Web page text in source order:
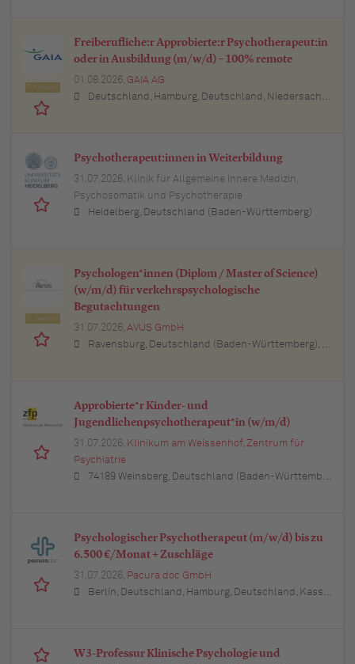
Freiberufliche:r Approbierte:r Psychotherapeut:in
oder in Ausbildung (m/w/d) – 100% remote
01.08.2026, GAIA AG
Deutschland, Hamburg, Deutschland, Niedersachsen, Deutschland (Niedersachsen), Schleswig-Holstein, Deutschland, Baden-Württemberg, Deutschland, Bayern, Deutschland (Bayern), Berlin, Deutschland, Nordrhein-Westfalen, Deutschland (Nordrhein-Westfalen), Hessen, Deutschland (Hessen), Thüringen, Deutschland (Thüringen), Brandenburg, Deutschland, Mecklenburg-Vorpommern, Deutschland (Mecklenburg-Vorpommern), Rheinland-Pfalz, Deutschland (Rheinland-Pfalz), Saarland, Deutschland
Psychotherapeut:innen in Weiterbildung
31.07.2026, Klinik für Allgemeine Innere Medizin,
Psychosomatik und Psychotherapie
Heidelberg, Deutschland (Baden-Württemberg)
Psychologen*innen (Diplom / Master of Science)
(w/m/d) für verkehrspsychologische
Begutachtungen
31.07.2026, AVUS GmbH
Ravensburg, Deutschland (Baden-Württemberg), Buchloe, Deutschland (Bayern), Stuttgart, Deutschland (Baden-Württemberg), München, Deutschland (Bayern), Berlin, Deutschland, Frankfurt am Main, Deutschland (Hessen), Hamburg, Deutschland, Dortmund, Deutschland (Nordrhein-Westfalen), Düsseldorf, Deutschland (Nordrhein-Westfalen)
Approbierte*r Kinder- und
Jugendlichenpsychotherapeut*in (w/m/d)
31.07.2026, Klinikum am Weissenhof, Zentrum für
Psychiatrie
74189 Weinsberg, Deutschland (Baden-Württemberg)
Psychologischer Psychotherapeut (m/w/d) bis zu
6.500 €/Monat + Zuschläge
31.07.2026, Pacura doc GmbH
Berlin, Deutschland, Hamburg, Deutschland, Kassel, Deutschland (Hessen), Erfurt, Deutschland (Thüringen), München, Deutschland (Bayern), Köln, Deutschland (Nordrhein-Westfalen), Frankfurt am Main, Deutschland (Hessen), Stuttgart, Deutschland (Baden-Württemberg), Düsseldorf, Deutschland (Nordrhein-Westfalen), Leipzig, Deutschland (Sachsen), Dortmund, Deutschland (Nordrhein-Westfalen), Essen, Deutschland (Nordrhein-Westfalen), Bremen, Deutschland, Dresden, Deutschland (Sachsen), Hannover, Deutschland (Niedersachsen), Nürnberg, Deutschland (Bayern), Wuppertal, Deutschland (Nordrhein-Westfalen), Bielefeld, Deutschland (Nordrhein-Westfalen), Bonn, Deutschland (Nordrhein-Westfalen), Mannheim, Deutschland (Baden-Württemberg), Karlsruhe, Deutschland (Baden-Württemberg), Münster, Deutschland (Nordrhein-Westfalen), Augsburg, Deutschland (Bayern), Aachen, Deutschland (Nordrhein-Westfalen), Kiel, Deutschland (Schleswig-Holstein), Magdeburg, Deutschland (Sachsen-Anhalt), Freiburg im Breisgau, Deutschland (Baden-Württemberg), Würzburg, Deutschland (Bayern), Regensburg, Deutschland (Bayern)
W3-Professur Klinische Psychologie und